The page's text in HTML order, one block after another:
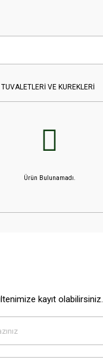
TUVALETLERİ VE KÜREKLERİ
Ürün Bulunamadı.
kayıt olabilirsiniz.